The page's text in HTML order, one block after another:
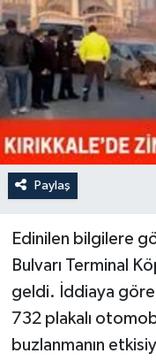
Paylaş
Edinilen bilgilere
Bulvarı Terminal
geldi. İddiaya
732 plakalı
buzlanmanın